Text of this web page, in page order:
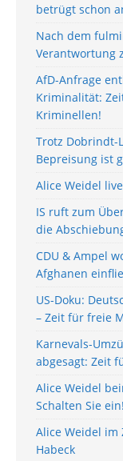
betrügt schon
Nach dem
Verantwortung
AfD-Anfrage
Kriminalität:
Kriminellen!
Trotz Dobrindt-
Bepreisung ist
Alice Weidel
IS ruft zum
die
CDU & Ampel
Afghanen
US-Doku:
– Zeit für freie
Karnevals-
abgesagt: Zeit
Alice Weidel
Schalten Sie ein!
Alice Weidel im
Habeck